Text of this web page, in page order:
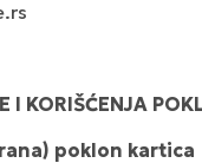
I KORIŠĆENJA
poklon kartica